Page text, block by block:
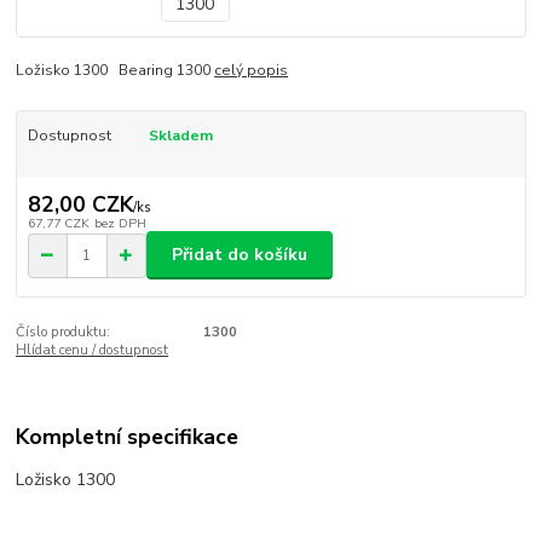
Ložisko 1300 Bearing 1300 celý popis
Dostupnost Skladem
82,00 CZK/ks
67,77 CZK bez DPH
Přidat do košíku
Číslo produktu:
1300
Hlídat cenu / dostupnost
Kompletní specifikace
Ložisko 1300